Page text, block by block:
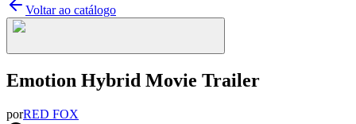
Voltar ao catálogo
Emotion Hybrid Movie Trailer
porRED FOX